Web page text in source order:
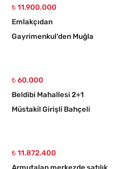
₺ 11.900.000
Emlakçıdan
Gayrimenkul'den Muğla
₺ 60.000
Beldibi Mahallesi 2+1
Müstakil Girişli Bahçeli
₺ 11.872.400